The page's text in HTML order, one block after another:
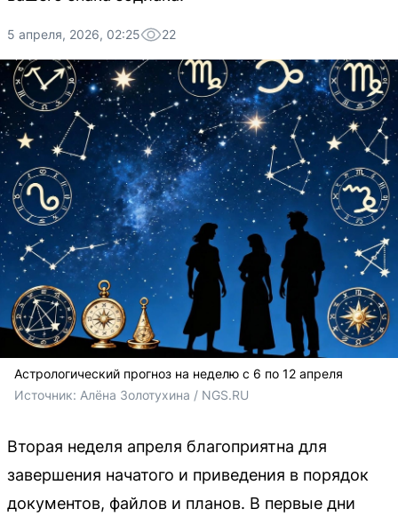
5 апреля, 2026, 02:25 22
Астрологический прогноз на неделю с 6 по 12 апреля
Источник: Алёна Золотухина / NGS.RU
Вторая неделя апреля благоприятна для
завершения начатого и приведения в порядок
документов, файлов и планов. В первые дни